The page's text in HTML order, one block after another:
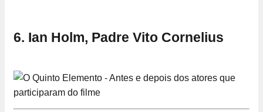
6. Ian Holm, Padre Vito Cornelius